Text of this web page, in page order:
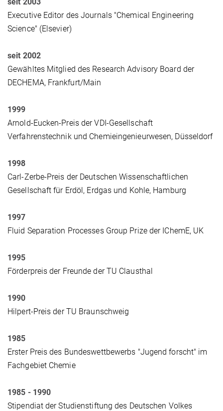
Executive Editor des Journals "Chemical Engineering
Science" (Elsevier)
seit 2002
Gewähltes Mitglied des Research Advisory Board der
DECHEMA, Frankfurt/Main
1999
Arnold-Eucken-Preis der VDI-Gesellschaft
Verfahrenstechnik und Chemieingenieurwesen, Düsseldorf
1998
Carl-Zerbe-Preis der Deutschen Wissenschaftlichen
Gesellschaft für Erdöl, Erdgas und Kohle, Hamburg
1997
Fluid Separation Processes Group Prize der IChemE, UK
1995
Förderpreis der Freunde der TU Clausthal
1990
Hilpert-Preis der TU Braunschweig
1985
Erster Preis des Bundeswettbewerbs "Jugend forscht" im
Fachgebiet Chemie
1985 - 1990
Stipendiat der Studienstiftung des Deutschen Volkes